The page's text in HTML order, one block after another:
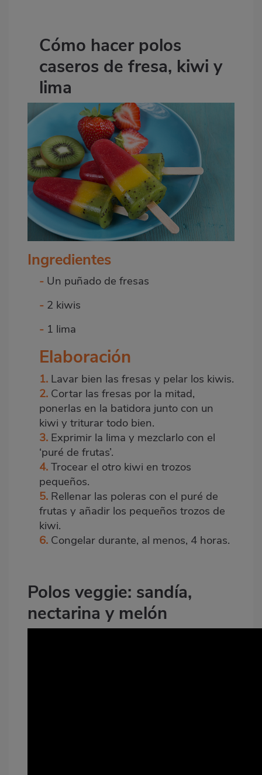
Cómo hacer polos
caseros de fresa, kiwi y
lima
Ingredientes
- Un puñado de fresas
- 2 kiwis
- 1 lima
Elaboración
1. Lavar bien las fresas y pelar los kiwis.
2. Cortar las fresas por la mitad,
ponerlas en la batidora junto con un
kiwi y triturar todo bien.
3. Exprimir la lima y mezclarlo con el
‘puré de frutas’.
4.Trocear el otro kiwi en trozos
pequeños.
5. Rellenar las poleras con el puré de
frutas y añadir los pequeños trozos de
kiwi.
6. Congelar durante, al menos, 4 horas.
Polos veggie: sandía,
nectarina y melón